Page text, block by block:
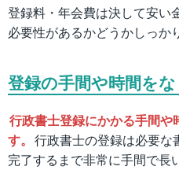
登録料・年会費は決して安い
必要性があるかどうかしっか
登録の手間や時間を
行政書士登録にかかる手間や
す。 行政書士の登録は必要な
完了するまで非常に手間で長